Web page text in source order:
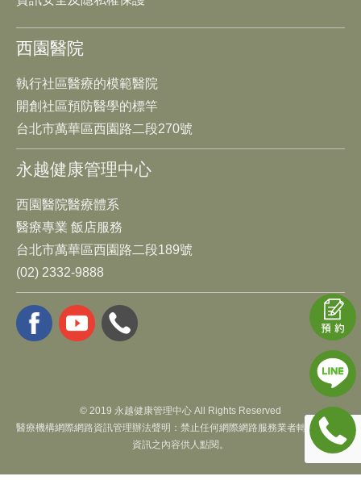
西園醫院
執行社區醫療的模範醫院
開創社區預防醫學的標竿
台北市萬華區西園路二段270號
永越健康管理中心
西園醫院醫療體系
醫療專業 飯店服務
台北市萬華區西園路二段189號
(02) 2332-9888
© 2019 永越健康管理中心 All Rights Reserved
醫療機構網際網路資訊管理辦法聲明：禁止任何網際網路服務業者轉錄本網路
資訊之內容供人點閱。